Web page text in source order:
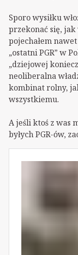
Sporo wysiłku
przekonać się, jak
pojechałem
„ostatni PGR” w
„dziejowej
neoliberalna
kombinat rolny,
wszystkiemu.
A jeśli ktoś z was
byłych PGR-ów,